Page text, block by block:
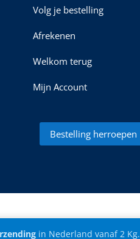
in Nederland vanaf 2 Kg.
Volg je bestelling
Afrekenen
Welkom terug
Mijn Account
Bestelling herroepen